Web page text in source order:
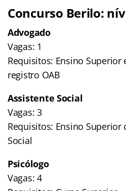
Concurso Berilo:
Advogado
Vagas: 1
Requisitos: Ensino Superior
registro OAB
Assistente Social
Vagas: 3
Requisitos: Ensino
Social
Psicólogo
Vagas: 4